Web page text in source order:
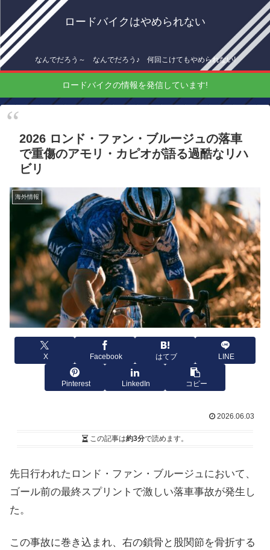
ロードバイクはやめられない
なんでだろう～ なんでだろう♪ 何回こけてもやめられない!
ロードバイクの情報を発信しています!
2026 ロンド・ファン・ブルージュの落車
で重傷のアモリ・カピオが語る過酷なリハ
ビリ
海外情報
X Facebook はてブ LINE
Pinterest LinkedIn コピー
2026.06.03
この記事は約3分で読めます。
先日行われたロンド・ファン・ブルージュにおいて、
ゴール前の最終スプリントで激しい落車事故が発生し
た。
この事故に巻き込まれ、右の鎖骨と股関節を骨折する